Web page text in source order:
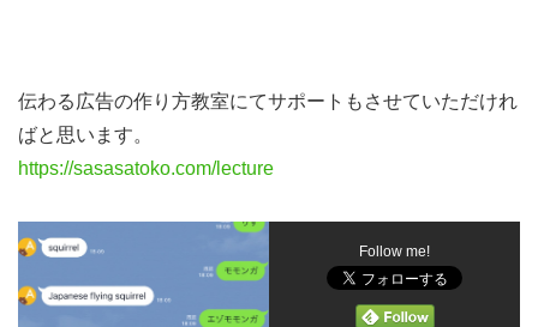
伝わる広告の作り方教室にてサポートもさせていただけれ
ばと思います。
https://sasasatoko.com/lecture
Follow me!